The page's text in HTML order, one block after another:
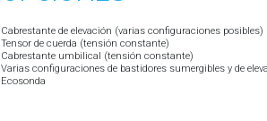
Cabrestante de elevación (varias configuraciones posibles)
Tensor de cuerda (tensión constante)
Cabrestante umbilical (tensión constante)
Varias configuraciones de bastidores sumergibles y de
Ecosonda